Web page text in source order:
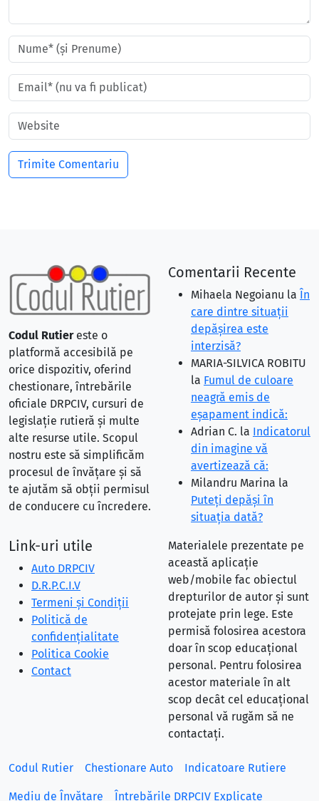
Codul Rutiereste o
platformă accesibilă pe
orice dispozitiv, oferind
chestionare, întrebările
oficiale DRPCIV, cursuri de
legislație rutieră și multe
alte resurse utile. Scopul
nostru este să simplificăm
procesul de învățare și să
te ajutăm să obții permisul
de conducere cu încredere.
Comentarii Recente
Mihaela Negoianu la În
care dintre situaţii
depăşirea este
interzisă?
MARIA-SILVICA ROBITU
la Fumul de culoare
neagră emis de
eşapament indică:
Adrian C. la Indicatorul
din imagine vă
avertizează că:
Milandru Marina la
Puteţi depăşi în
situaţia dată?
Link-uri utile
Auto DRPCIV
D.R.P.C.I.V
Termeni și Condiții
Politică de
confidențialitate
Politica Cookie
Contact
Materialele prezentate pe
această aplicație
web/mobile fac obiectul
drepturilor de autor și sunt
protejate prin lege. Este
permisă folosirea acestora
doar în scop educațional
personal. Pentru folosirea
acestor materiale în alt
scop decât cel educațional
personal vă rugăm să ne
contactați.
Codul Rutier Chestionare Auto Indicatoare Rutiere
Mediu de Învățare Întrebările DRPCIV Explicate